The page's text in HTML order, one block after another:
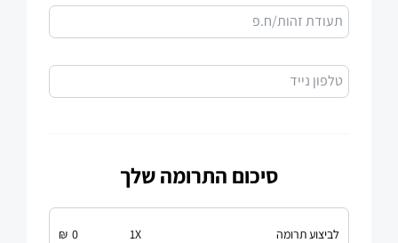
תעודת זהות/ח.פ
טלפון נייד
סיכום התרומה שלך
לביצוע תרומה X
1
0
₪